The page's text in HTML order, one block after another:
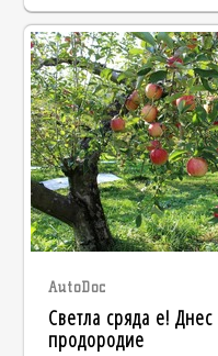
AutoDoc
Светла сряда е!
продородие